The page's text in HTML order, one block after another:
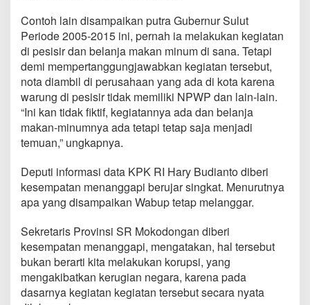
a
n
Contoh lain disampaikan putra Gubernur Sulut
Periode 2005-2015 ini, pernah ia melakukan kegiatan
di pesisir dan belanja makan minum di sana. Tetapi
demi mempertanggungjawabkan kegiatan tersebut,
nota diambil di perusahaan yang ada di kota karena
warung di pesisir tidak memiliki NPWP dan lain-lain.
“Ini kan tidak fiktif, kegiatannya ada dan belanja
makan-minumnya ada tetapi tetap saja menjadi
temuan,” ungkapnya.
Deputi informasi data KPK RI Hary Budianto diberi
kesempatan menanggapi berujar singkat. Menurutnya
apa yang disampaikan Wabup tetap melanggar.
Sekretaris Provinsi SR Mokodongan diberi
kesempatan menanggapi, mengatakan, hal tersebut
bukan berarti kita melakukan korupsi, yang
mengakibatkan kerugian negara, karena pada
dasarnya kegiatan kegiatan tersebut secara nyata